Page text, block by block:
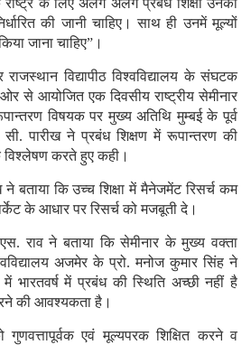
के लिए अलग अलग प्रबंध शिक्षा उनकी
की जानी चाहिए। साथ ही उनमें मूल्यों
जाना चाहिए”।
राजस्थान विद्यापीठ विश्वविद्यालय के संघटक
से आयोजित एक दिवसीय राष्ट्रीय सेमीनार
विषयक पर मुख्य अतिथि मुम्बई के पूर्व
पारीख ने प्रबंध शिक्षण में रूपान्तरण की
विश्लेषण करते हुए कही।
ने बताया कि उच्च शिक्षा में मैनेजमेंट रिसर्च कम
के आधार पर रिसर्च को मजबूती दे।
राव ने बताया कि सेमीनार के मुख्य वक्ता
अजमेर के प्रो. मनोज कुमार सिंह ने
भारतवर्ष में प्रबंध की स्थिति अच्छी नहीं है
की आवश्यकता है।
एवं मूल्यपरक शिक्षित करने व